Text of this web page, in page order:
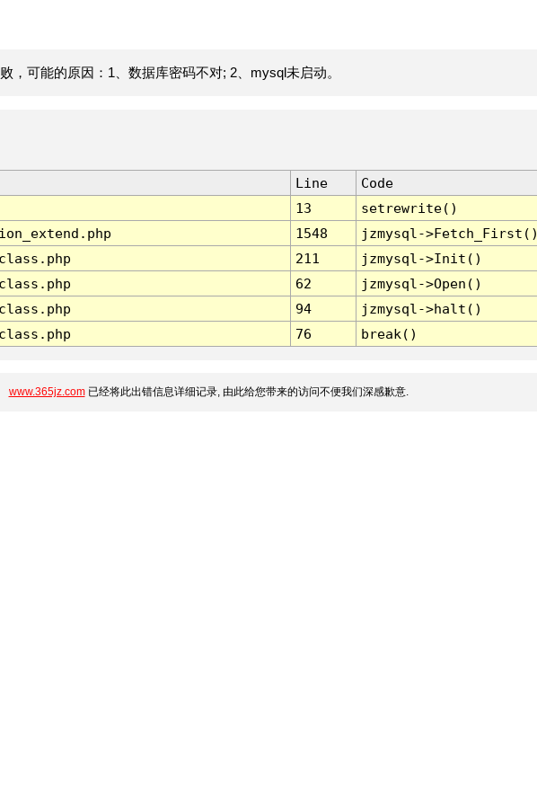
，可能的原因：1、数据库密码不对; 2、mysql未启动。
Line
Code
13
setrewrite()
1548
jzmysql-
211
jzmysql->Init()
62
jzmysql->Open()
94
jzmysql->halt()
76 break()
www.365jz.com已经将此出错信息详细记录, 由此给您带来的访问不便我们深感歉意.